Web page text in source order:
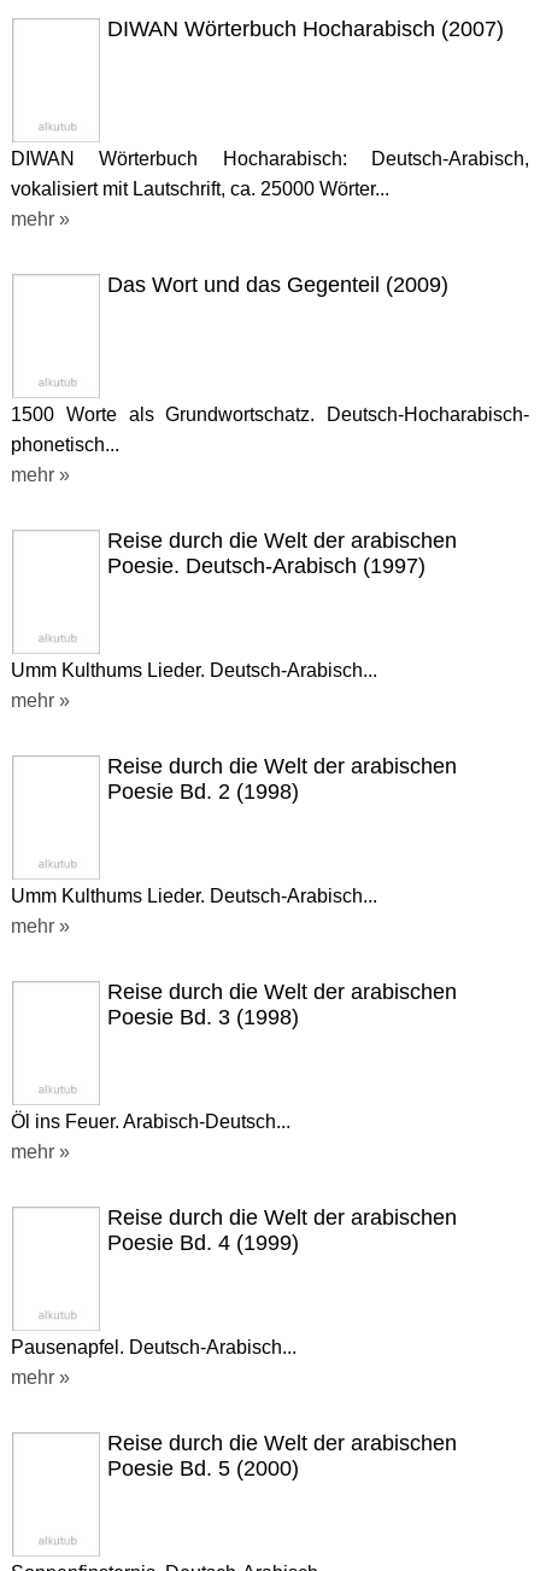
DIWAN Wörterbuch Hocharabisch (2007)
DIWAN Wörterbuch Hocharabisch: Deutsch-Arabisch,
vokalisiert mit Lautschrift, ca. 25000 Wörter...
mehr »
Das Wort und das Gegenteil (2009)
1500 Worte als Grundwortschatz. Deutsch-Hocharabisch-
phonetisch...
mehr »
Reise durch die Welt der arabischen
Poesie. Deutsch-Arabisch (1997)
Umm Kulthums Lieder. Deutsch-Arabisch...
mehr »
Reise durch die Welt der arabischen
Poesie Bd. 2 (1998)
Umm Kulthums Lieder. Deutsch-Arabisch...
mehr »
Reise durch die Welt der arabischen
Poesie Bd. 3 (1998)
Öl ins Feuer. Arabisch-Deutsch...
mehr »
Reise durch die Welt der arabischen
Poesie Bd. 4 (1999)
Pausenapfel. Deutsch-Arabisch...
mehr »
Reise durch die Welt der arabischen
Poesie Bd. 5 (2000)